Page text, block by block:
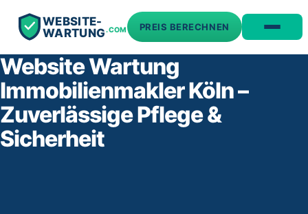
WEBSITE-
WARTUNG.COM PREIS BERECHNEN
Website Wartung
Immobilienmakler Köln –
Zuverlässige Pflege &
Sicherheit